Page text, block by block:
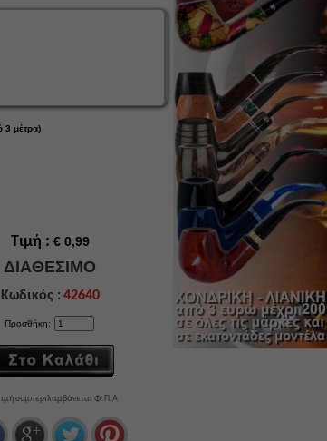
3 μέτρα)
Τιμή : € 0,99
ΔΙΑΘΕΣΙΜΟ
Κωδικός : 42640
Προσθήκη:
συμπεριλαμβάνεται Φ.Π.Α